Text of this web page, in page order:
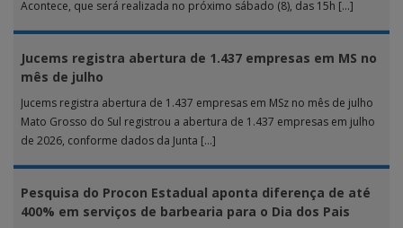
Acontece, que será realizada no próximo sábado (8), das 15h […]
Jucems registra abertura de 1.437 empresas em MS no
mês de julho
Jucems registra abertura de 1.437 empresas em MSz no mês de julho
Mato Grosso do Sul registrou a abertura de 1.437 empresas em julho
de 2026, conforme dados da Junta […]
Pesquisa do Procon Estadual aponta diferença de até
400% em serviços de barbearia para o Dia dos Pais